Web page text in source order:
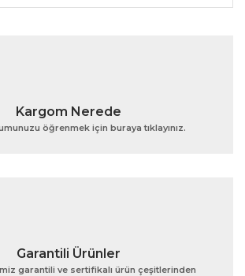
bilgisi, resim, ürün açıklamalarında ve
eksik bilgiler bulunuyor.
Kargom Nerede
öğrenmek için buraya tıklayınız.
Garantili Ürünler
garantili ve sertifikalı ürün çeşitlerinden